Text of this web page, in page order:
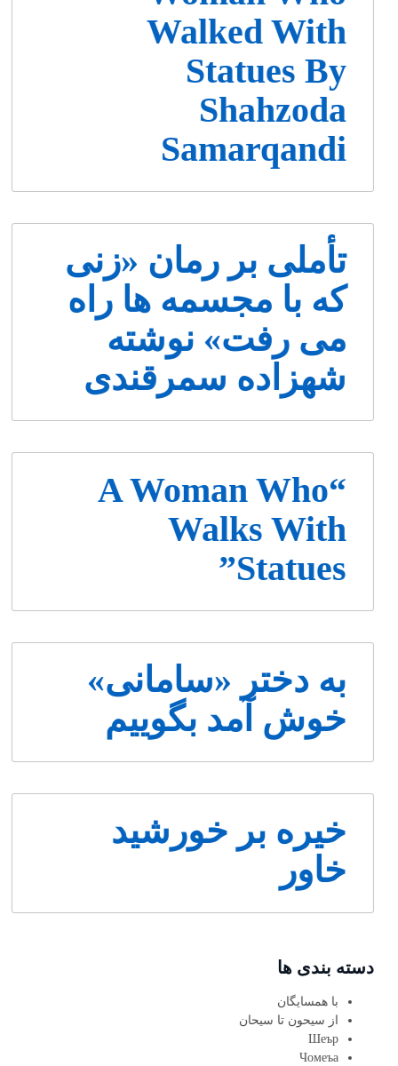
Walked With
Statues By
Shahzoda
Samarqandi
تأملی بر رمان «زنی
که با مجسمه ها راه
می رفت» نوشته
شهزاده سمرقندی
“A Woman Who
Walks With
Statues”
به دختر «سامانی»
خوش آمد بگوییم
خیره بر خورشید
خاور
دسته بندی ها
با همسایگان
از سیحون تا سیحان
Шеър
Чомеъа